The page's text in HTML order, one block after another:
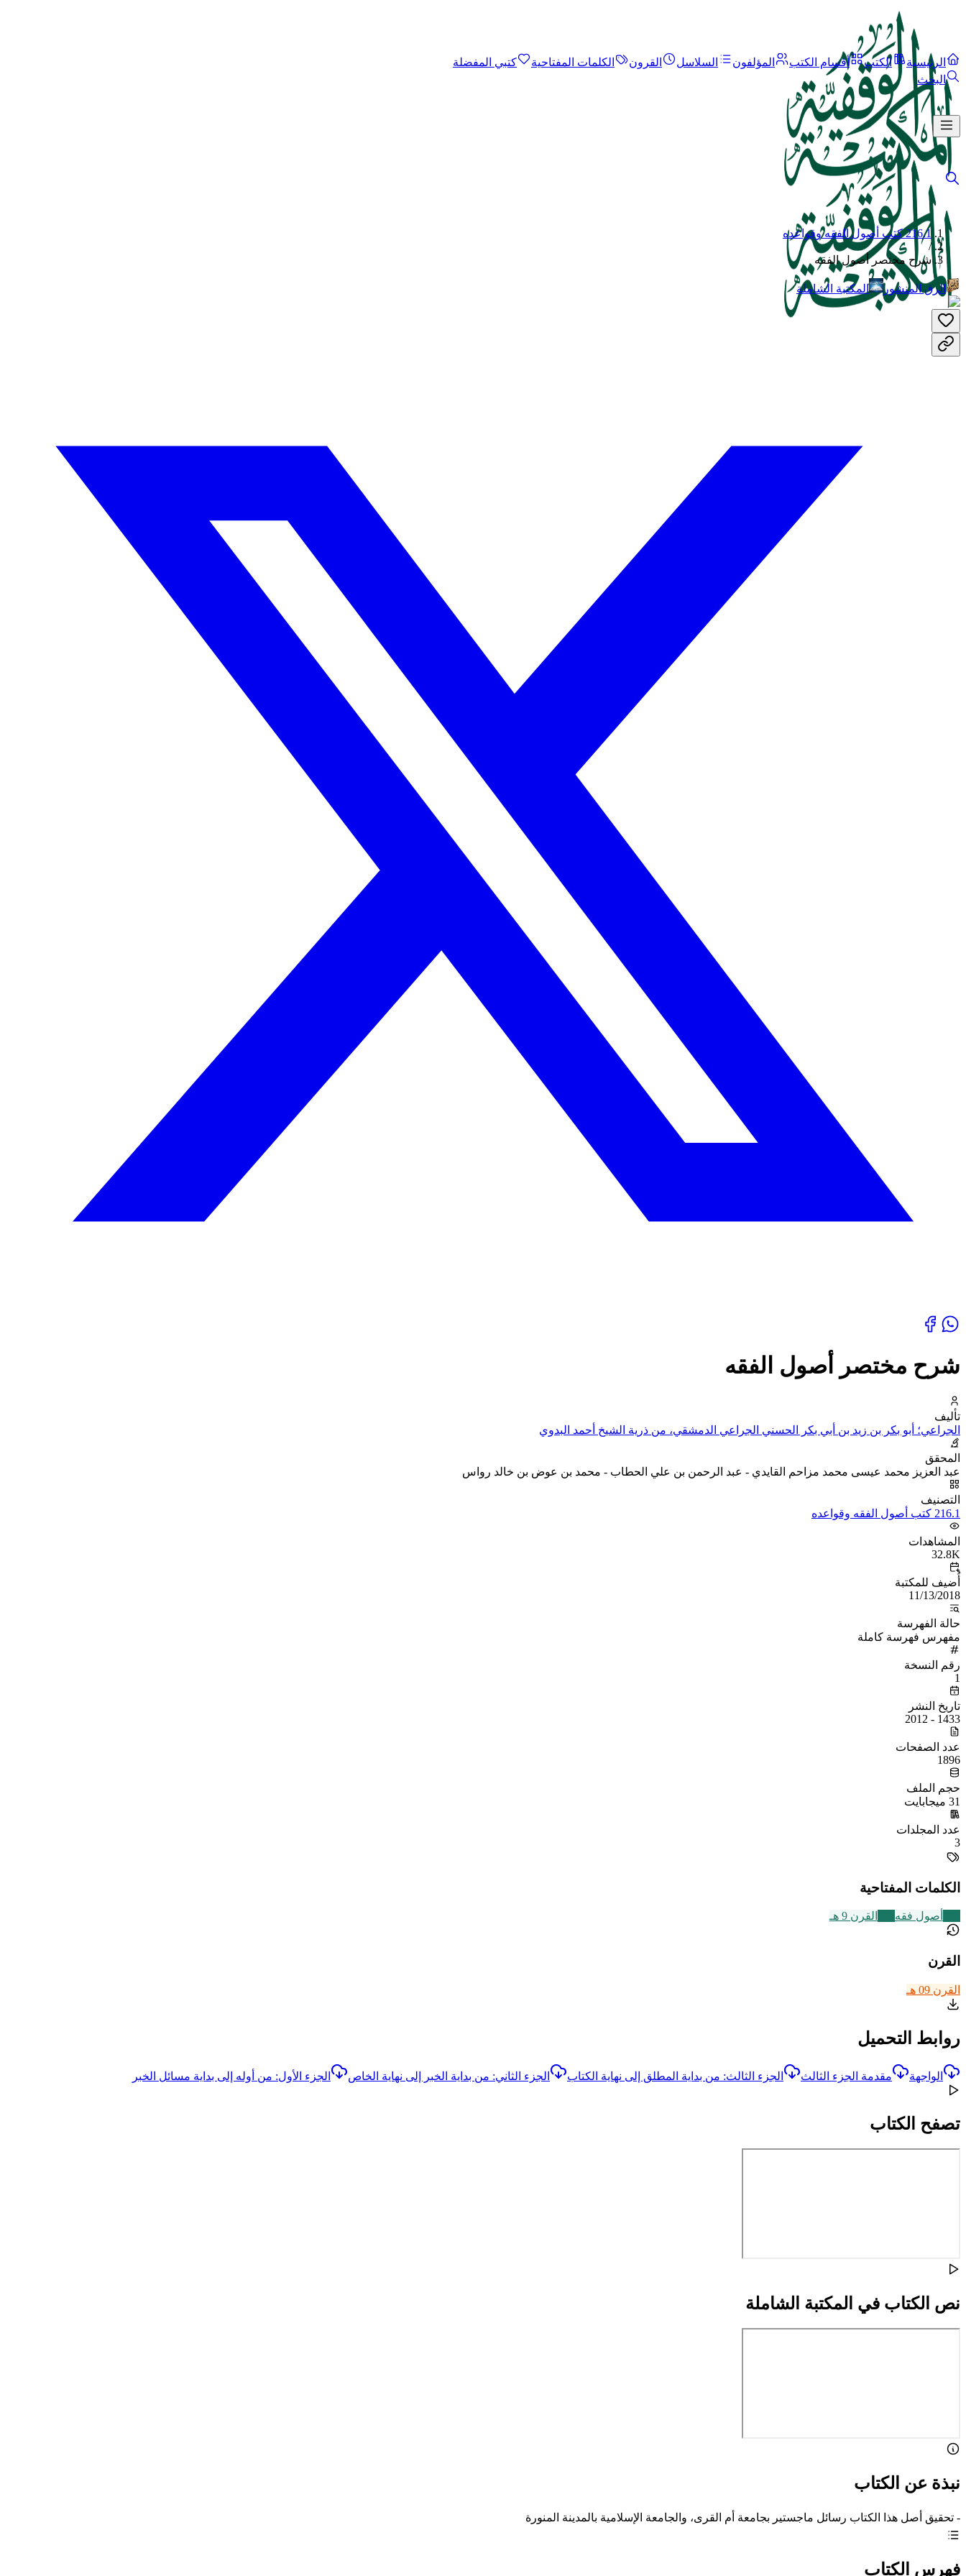
الرئيسية الكتب أقسام الكتب المؤلفون السلاسل القرون الكلمات المفتاحية
كتبي المفضلة
البحث
216.1 كتب أصول الفقه وقواعده
/
شرح مختصر أصول الفقه
الرق المنشور المكتبة الشاملة
شرح مختصر أصول الفقه
تأليف
الجراعي؛ أبو بكر بن زيد بن أبي بكر الحسني الجراعي الدمشقي، من ذرية الشيخ أحمد البدوي
المحقق
عبد العزيز محمد عيسى محمد مزاحم القايدي - عبد الرحمن بن علي الحطاب - محمد بن عوض بن خالد رواس
التصنيف
216.1 كتب أصول الفقه وقواعده
المشاهدات
32.8K
أُضيف للمكتبة
11/13/2018
حالة الفهرسة
مفهرس فهرسة كاملة
رقم النسخة
1
تاريخ النشر
1433 - 2012
عدد الصفحات
1896
حجم الملف
31 ميجابايت
عدد المجلدات
3
الكلمات المفتاحية
أصول فقه القرن 9 هـ
القرن
القرن 09 هـ
روابط التحميل
الواجهة مقدمة الجزء الثالث الجزء الثالث: من بداية المطلق إلى نهاية الكتاب الجزء الثاني: من بداية الخبر إلى نهاية الخاص الجزء الأول: من أوله إلى بداية مسائل الخبر
تصفح الكتاب
نص الكتاب في المكتبة الشاملة
نبذة عن الكتاب
- تحقيق أصل هذا الكتاب رسائل ماجستير بجامعة أم القرى، والجامعة الإسلامية بالمدينة المنورة
فهرس الكتاب